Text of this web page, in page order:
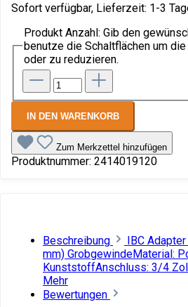
Sofort verfügbar, Lieferzeit: 1-3
Produkt Anzahl: Gib den
benutze die Schaltflächen um
oder zu reduzieren.
IN DEN WARENKORB
Zum Merkzettel hinzufügen
Produktnummer: 2414019120
Beschreibung
IBC
mm) GrobgewindeMaterial:
KunststoffAnschluss: 3/4
Mehr
Bewertungen